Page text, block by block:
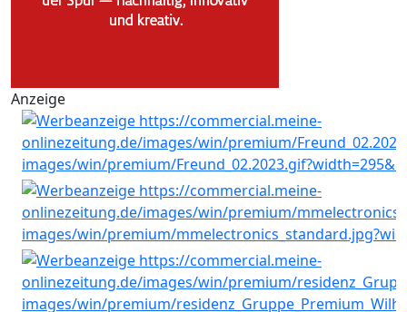
Anzeige